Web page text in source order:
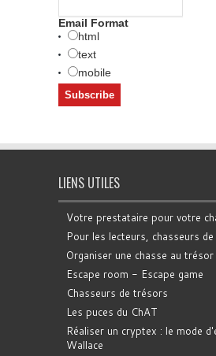
Email Format
html
text
mobile
LIENS UTILES
Votre prestataire pour votre
Pour les lecteurs, chasseurs
Organiser une chasse au trésor
Escape room - Escape game
Chasseurs de trésors
Les puces du ChAT
Réaliser un cryptex : le mode
Wallace